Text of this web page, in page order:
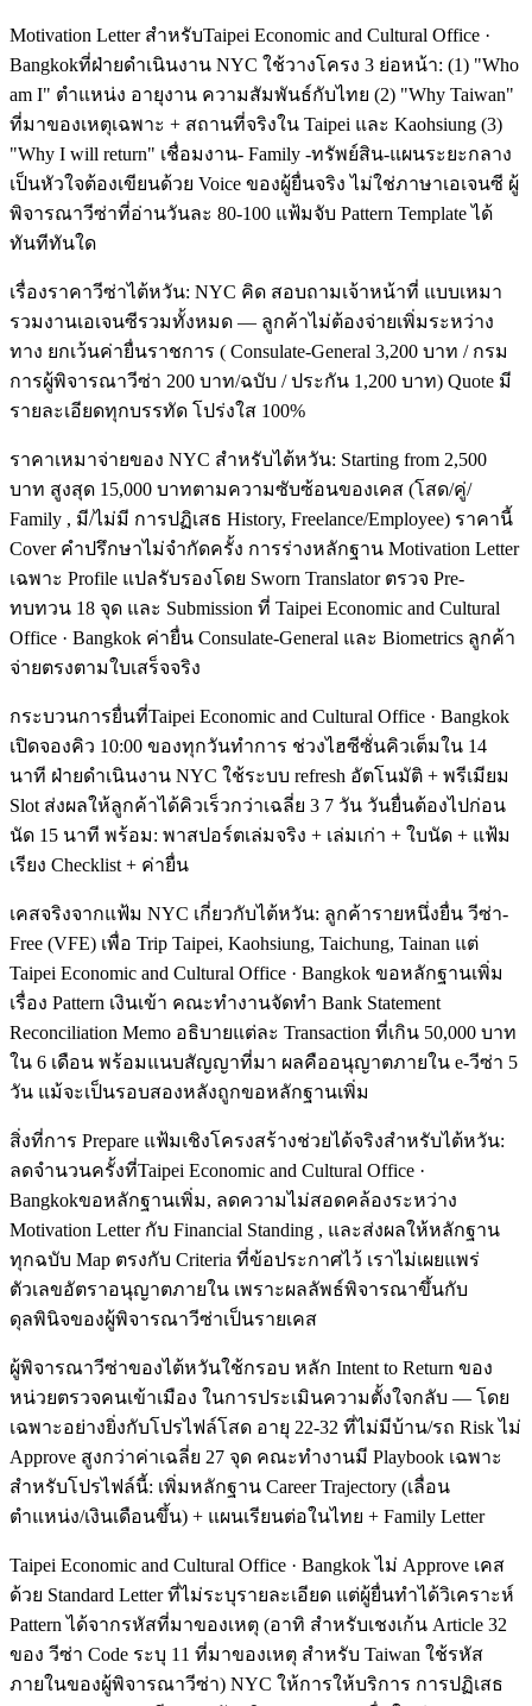
Motivation Letter สำหรับTaipei Economic and Cultural Office ·
Bangkokที่ฝ่ายดำเนินงาน NYC ใช้วางโครง 3 ย่อหน้า: (1) "Who
am I" ตำแหน่ง อายุงาน ความสัมพันธ์กับไทย (2) "Why Taiwan"
ที่มาของเหตุเฉพาะ + สถานที่จริงใน Taipei และ Kaohsiung (3)
"Why I will return" เชื่อมงาน- Family -ทรัพย์สิน-แผนระยะกลาง
เป็นหัวใจต้องเขียนด้วย Voice ของผู้ยื่นจริง ไม่ใช่ภาษาเอเจนซี ผู้
พิจารณาวีซ่าที่อ่านวันละ 80-100 แฟ้มจับ Pattern Template ได้
ทันทีทันใด
เรื่องราคาวีซ่าไต้หวัน: NYC คิด สอบถามเจ้าหน้าที่ แบบเหมา
รวมงานเอเจนซีรวมทั้งหมด — ลูกค้าไม่ต้องจ่ายเพิ่มระหว่าง
ทาง ยกเว้นค่ายื่นราชการ ( Consulate-General 3,200 บาท / กรม
การผู้พิจารณาวีซ่า 200 บาท/ฉบับ / ประกัน 1,200 บาท) Quote มี
รายละเอียดทุกบรรทัด โปร่งใส 100%
ราคาเหมาจ่ายของ NYC สำหรับไต้หวัน: Starting from 2,500
บาท สูงสุด 15,000 บาทตามความซับซ้อนของเคส (โสด/คู่/
Family , มี/ไม่มี การปฏิเสธ History, Freelance/Employee) ราคานี้
Cover คำปรึกษาไม่จำกัดครั้ง การร่างหลักฐาน Motivation Letter
เฉพาะ Profile แปลรับรองโดย Sworn Translator ตรวจ Pre-
ทบทวน 18 จุด และ Submission ที่ Taipei Economic and Cultural
Office · Bangkok ค่ายื่น Consulate-General และ Biometrics ลูกค้า
จ่ายตรงตามใบเสร็จจริง
กระบวนการยื่นที่Taipei Economic and Cultural Office · Bangkok
เปิดจองคิว 10:00 ของทุกวันทำการ ช่วงไฮซีซั่นคิวเต็มใน 14
นาที ฝ่ายดำเนินงาน NYC ใช้ระบบ refresh อัตโนมัติ + พรีเมียม
Slot ส่งผลให้ลูกค้าได้คิวเร็วกว่าเฉลี่ย 3 7 วัน วันยื่นต้องไปก่อน
นัด 15 นาที พร้อม: พาสปอร์ตเล่มจริง + เล่มเก่า + ใบนัด + แฟ้ม
เรียง Checklist + ค่ายื่น
เคสจริงจากแฟ้ม NYC เกี่ยวกับไต้หวัน: ลูกค้ารายหนึ่งยื่น วีซ่า-
Free (VFE) เพื่อ Trip Taipei, Kaohsiung, Taichung, Tainan แต่
Taipei Economic and Cultural Office · Bangkok ขอหลักฐานเพิ่ม
เรื่อง Pattern เงินเข้า คณะทำงานจัดทำ Bank Statement
Reconciliation Memo อธิบายแต่ละ Transaction ที่เกิน 50,000 บาท
ใน 6 เดือน พร้อมแนบสัญญาที่มา ผลคืออนุญาตภายใน e-วีซ่า 5
วัน แม้จะเป็นรอบสองหลังถูกขอหลักฐานเพิ่ม
สิ่งที่การ Prepare แฟ้มเชิงโครงสร้างช่วยได้จริงสำหรับไต้หวัน:
ลดจำนวนครั้งที่Taipei Economic and Cultural Office ·
Bangkokขอหลักฐานเพิ่ม, ลดความไม่สอดคล้องระหว่าง
Motivation Letter กับ Financial Standing , และส่งผลให้หลักฐาน
ทุกฉบับ Map ตรงกับ Criteria ที่ข้อประกาศไว้ เราไม่เผยแพร่
ตัวเลขอัตราอนุญาตภายใน เพราะผลลัพธ์พิจารณาขึ้นกับ
ดุลพินิจของผู้พิจารณาวีซ่าเป็นรายเคส
ผู้พิจารณาวีซ่าของไต้หวันใช้กรอบ หลัก Intent to Return ของ
หน่วยตรวจคนเข้าเมือง ในการประเมินความตั้งใจกลับ — โดย
เฉพาะอย่างยิ่งกับโปรไฟล์โสด อายุ 22-32 ที่ไม่มีบ้าน/รถ Risk ไม่
Approve สูงกว่าค่าเฉลี่ย 27 จุด คณะทำงานมี Playbook เฉพาะ
สำหรับโปรไฟล์นี้: เพิ่มหลักฐาน Career Trajectory (เลื่อน
ตำแหน่ง/เงินเดือนขึ้น) + แผนเรียนต่อในไทย + Family Letter
Taipei Economic and Cultural Office · Bangkok ไม่ Approve เคส
ด้วย Standard Letter ที่ไม่ระบุรายละเอียด แต่ผู้ยื่นทำได้วิเคราะห์
Pattern ได้จากรหัสที่มาของเหตุ (อาทิ สำหรับเชงเก้น Article 32
ของ วีซ่า Code ระบุ 11 ที่มาของเหตุ สำหรับ Taiwan ใช้รหัส
ภายในของผู้พิจารณาวีซ่า) NYC ให้การให้บริการ การปฏิเสธ